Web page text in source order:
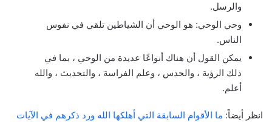
والرسل.
وحي الوحي: هو الوحي أن الشياطين تلقي في نفوس
الناس.
يمكن القول أن هناك أنواعًا عديدة من الوحي ، بما في
ذلك الرؤية ، والحدس ، وعلم الفراسة ، والتحديث ، والله
أعلم.
انظر أيضاً: ما الأقوام السابقة التي أهلكها الله ورد ذكرهم في الآيات